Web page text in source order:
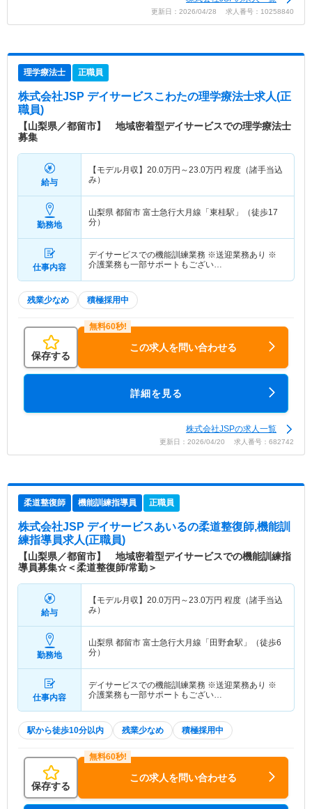
更新日：2026/04/28 求人番号：10258840
理学療法士 正職員
株式会社JSP デイサービスこわたの理学療法士求人(正
職員)
【山梨県／都留市】 地域密着型デイサービスでの理学療法士
募集
給与
【モデル月収】 20.0万円～23.0万円 程度（諸手当込
み）
勤務地
山梨県 都留市 富士急行大月線「東桂駅」（徒歩17
分）
仕事内容
デイサービスでの機能訓練業務 ※送迎業務あり ※
介護業務も一部サポートもござい…
残業少なめ 積極採用中
保存する
この求人を問い合わせる
詳細を見る
株式会社JSPの求人一覧
更新日：2026/04/20 求人番号：682742
柔道整復師 機能訓練指導員 正職員
株式会社JSP デイサービスあいるの柔道整復師,機能訓
練指導員求人(正職員)
【山梨県／都留市】 地域密着型デイサービスでの機能訓練指
導員募集☆＜柔道整復師/常勤＞
給与
【モデル月収】 20.0万円～23.0万円 程度（諸手当込
み）
勤務地
山梨県 都留市 富士急行大月線「田野倉駅」（徒歩6
分）
仕事内容
デイサービスでの機能訓練業務 ※送迎業務あり ※
介護業務も一部サポートもござい…
駅から徒歩10分以内 残業少なめ 積極採用中
保存する
この求人を問い合わせる